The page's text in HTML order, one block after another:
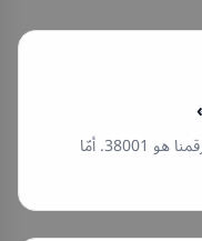
للمربّي رقم مؤسسة وتراخيص باسمه — رقمنا هو 38001. أمّا